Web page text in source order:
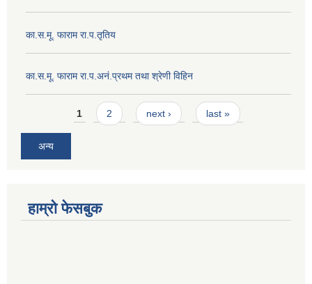
का.स.मू. फाराम रा.प.तृतिय
का.स.मू. फाराम रा.प.अनं.प्रथम तथा श्रेणी विहिन
Pages1 2 next › last »
अन्य
हाम्रो फेसबुक